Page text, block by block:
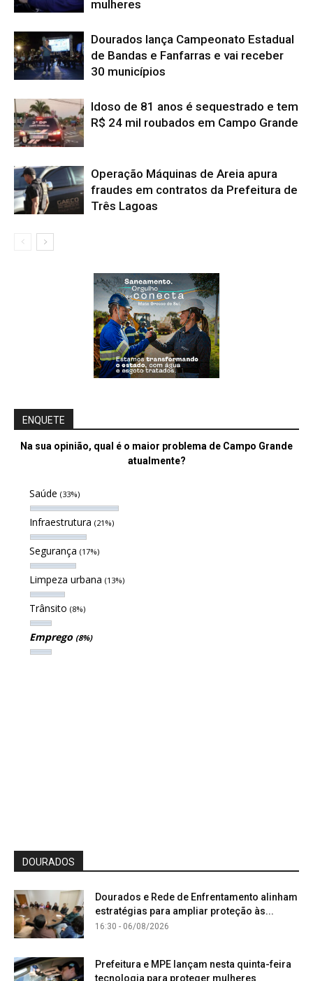
mulheres
Dourados lança Campeonato Estadual
de Bandas e Fanfarras e vai receber
30 municípios
Idoso de 81 anos é sequestrado e tem
R$ 24 mil roubados em Campo Grande
Operação Máquinas de Areia apura
fraudes em contratos da Prefeitura de
Três Lagoas
ENQUETE
Na sua opinião, qual é o maior problema de Campo Grande
atualmente?
Saúde (33%)
Infraestrutura (21%)
Segurança (17%)
Limpeza urbana (13%)
Trânsito (8%)
Emprego (8%)
DOURADOS
Dourados e Rede de Enfrentamento alinham
estratégias para ampliar proteção às...
16:30 - 06/08/2026
Prefeitura e MPE lançam nesta quinta-feira
tecnologia para proteger mulheres